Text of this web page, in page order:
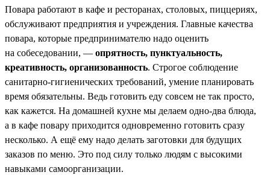
Повара работают в кафе и ресторанах, столовых, пиццериях,
обслуживают предприятия и учреждения. Главные качества
повара, которые предпринимателю надо оценить
на собеседовании, — опрятность, пунктуальность,
креативность, организованность. Строгое соблюдение
санитарно-гигиенических требований, умение планировать
время обязательны. Ведь готовить еду совсем не так просто,
как кажется. На домашней кухне мы делаем одно-два блюда,
а в кафе повару приходится одновременно готовить сразу
несколько. А ещё ему надо делать заготовки для будущих
заказов по меню. Это под силу только людям с высокими
навыками самоорганизации.